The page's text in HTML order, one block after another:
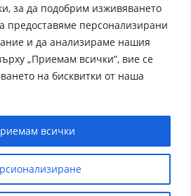
за да подобрим изживяването
предоставяме персонализирани
и да анализираме нашия
„Приемам всички“, вие се
на бисквитки от наша
всички